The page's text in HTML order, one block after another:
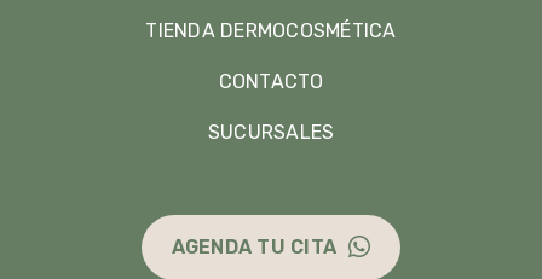
TIENDA DERMOCOSMÉTICA
CONTACTO
SUCURSALES
AGENDA TU CITA